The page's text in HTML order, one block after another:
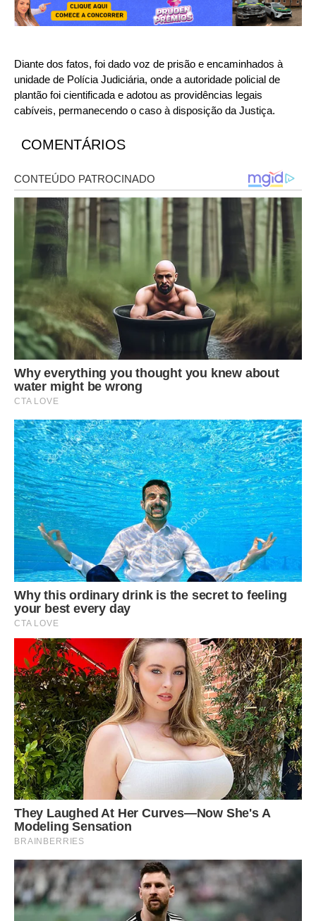
Diante dos fatos, foi dado voz de prisão e encaminhados à
unidade de Polícia Judiciária, onde a autoridade policial de
plantão foi cientificada e adotou as providências legais
cabíveis, permanecendo o caso à disposição da Justiça.
COMENTÁRIOS